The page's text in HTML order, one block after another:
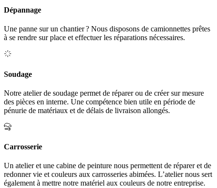
Dépannage
Une panne sur un chantier ? Nous disposons de camionnettes prêtes
à se rendre sur place et effectuer les réparations nécessaires.
Soudage
Notre atelier de soudage permet de réparer ou de créer sur mesure
des pièces en interne. Une compétence bien utile en période de
pénurie de matériaux et de délais de livraison allongés.
Carrosserie
Un atelier et une cabine de peinture nous permettent de réparer et de
redonner vie et couleurs aux carrosseries abimées. L’atelier nous sert
également à mettre notre matériel aux couleurs de notre entreprise.